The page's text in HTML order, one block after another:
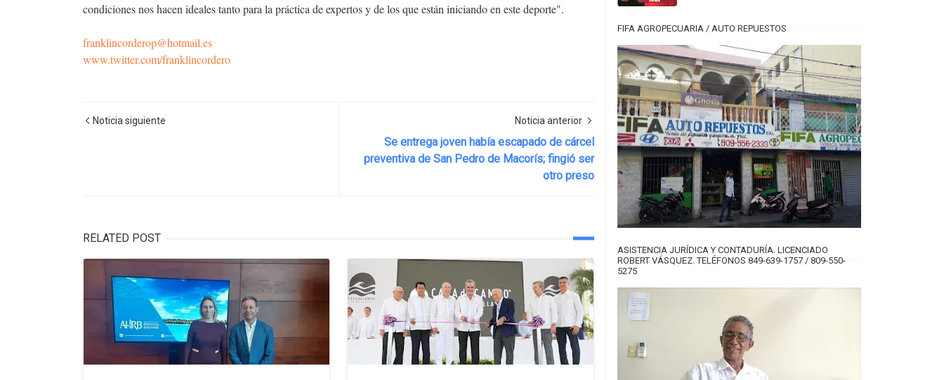
condiciones nos hacen ideales tanto para la práctica de expertos y de los que están iniciando en este deporte".
franklincorderop@hotmail.es
www.twitter.com/franklincordero
Noticia siguiente Noticia anterior
Se entrega joven había escapado de cárcel
preventiva de San Pedro de Macorís; fingió ser
otro preso
RELATED POST
FIFA AGROPECUARIA / AUTO REPUESTOS
ASISTENCIA JURÍDICA Y CONTADURÍA. LICENCIADO
ROBERT VÁSQUEZ. TELÉFONOS 849-639-1757 / 809-550-
5275